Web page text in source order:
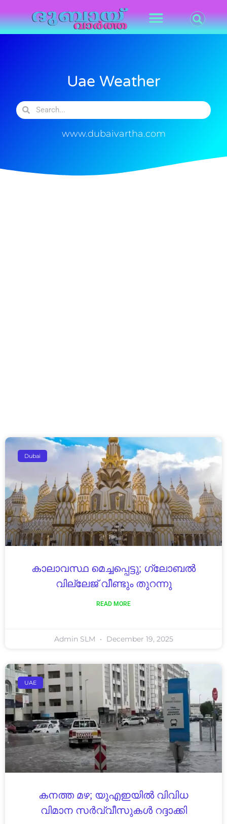
Uae Weather
www.dubaivartha.com
Dubai
കാലാവസ്ഥ മെച്ചപ്പെട്ടു; ഗ്ലോബൽ
വില്ലേജ് വീണ്ടും തുറന്നു
READ MORE
Admin SLM December 19, 2025
UAE
കനത്ത മഴ; യുഎഇയിൽ വിവിധ
വിമാന സർവ്വീസുകൾ റദ്ദാക്കി